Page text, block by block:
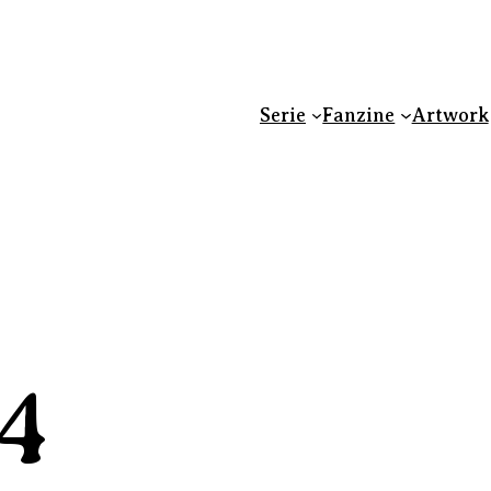
Serie
Fanzine Artwork